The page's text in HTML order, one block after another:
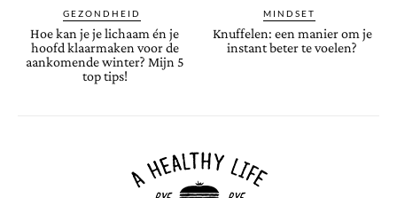
GEZONDHEID
Hoe kan je je lichaam én je
hoofd klaarmaken voor de
aankomende winter? Mijn 5
top tips!
MINDSET
Knuffelen: een manier om je
instant beter te voelen?